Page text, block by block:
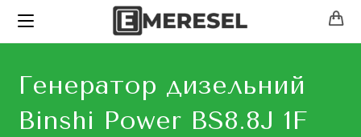
Генератор дизельний
Binshi Power BS8.8J 1F